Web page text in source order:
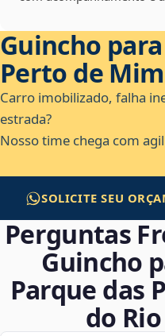
Guincho
Perto de Mim
Carro imobilizado, falha
estrada?
Nosso time chega com
SOLICITE SEU
Perguntas
Guincho
Parque das
do